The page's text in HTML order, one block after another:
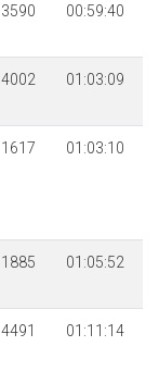
3590 00:59:40
4002 01:03:09
1617 01:03:10
1885 01:05:52
4491 01:11:14